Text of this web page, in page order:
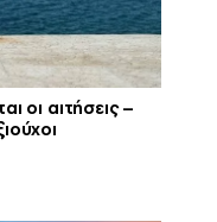
οι αιτήσεις –